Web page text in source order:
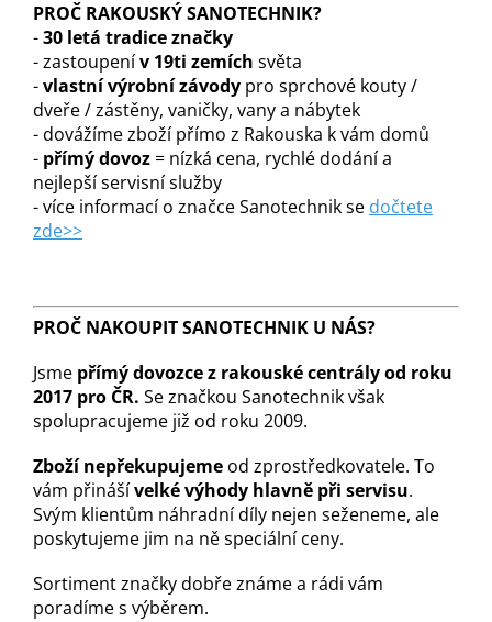
PROČ RAKOUSKÝ SANOTECHNIK?
-30 letá tradice značky
- zastoupenív 19ti zemích světa
-vlastní výrobní závody pro sprchové kouty /
dveře / zástěny, vaničky, vany a nábytek
- dovážíme zboží přímo z Rakouska k vám domů
- přímý dovoz= nízká cena, rychlé dodání a
nejlepší servisní služby
- více informací o značce Sanotechnik se dočtete
zde>>
PROČ NAKOUPIT SANOTECHNIK U NÁS?
Jsme přímý dovozce z rakouské centrály od roku
2017 pro ČR. Se značkou Sanotechnik však
spolupracujeme již od roku 2009.
Zboží nepřekupujeme od zprostředkovatele. To
vám přinášívelké výhody hlavně při servisu.
Svým klientům náhradní díly nejen seženeme, ale
poskytujeme jim na ně speciální ceny.
Sortiment značky dobře známe a rádi vám
poradíme s výběrem.